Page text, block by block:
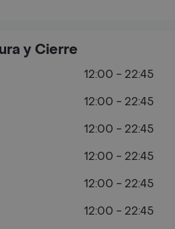
y Cierre
12:00 - 22:45
12:00 - 22:45
12:00 - 22:45
12:00 - 22:45
12:00 - 22:45
12:00 - 22:45